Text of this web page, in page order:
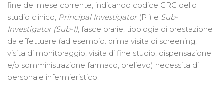
fine del mese corrente, indicando codice CRC dello
studio clinico, Principal Investigator(PI) e Sub-
Investigator (Sub-I), fasce orarie, tipologia di prestazione
da effettuare (ad esempio: prima visita di screening,
visita di monitoraggio, visita di fine studio, dispensazione
e/o somministrazione farmaco, prelievo) necessita di
personale infermieristico.